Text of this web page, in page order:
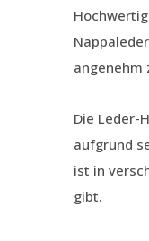
angenehm
Die Leder-
aufgrund
ist in
gibt.